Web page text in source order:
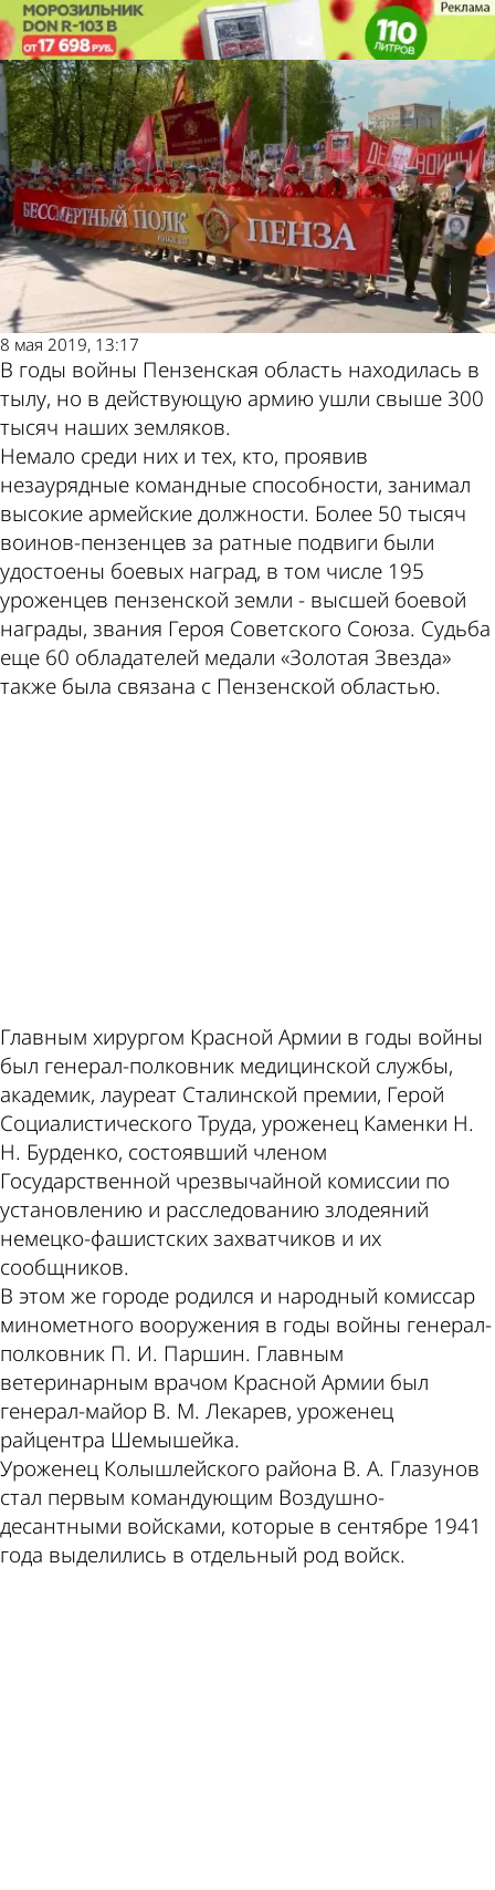
От героев былых времен
Наша
Пенза
8 мая 2019, 13:17
В годы войны Пензенская область находилась в
тылу, но в действующую армию ушли свыше 300
тысяч наших земляков.
Немало среди них и тех, кто, проявив
незаурядные командные способности, занимал
высокие армейские должности. Более 50 тысяч
воинов-пензенцев за ратные подвиги были
удостоены боевых наград, в том числе 195
уроженцев пензенской земли - высшей боевой
награды, звания Героя Советского Союза. Судьба
еще 60 обладателей медали «Золотая Звезда»
также была связана с Пензенской областью.
Главным хирургом Красной Армии в годы войны
был генерал-полковник медицинской службы,
академик, лауреат Сталинской премии, Герой
Социалистического Труда, уроженец Каменки Н.
Н. Бурденко, состоявший членом
Государственной чрезвычайной комиссии по
установлению и расследованию злодеяний
немецко-фашистских захватчиков и их
сообщников.
В этом же городе родился и народный комиссар
минометного вооружения в годы войны генерал-
полковник П. И. Паршин. Главным
ветеринарным врачом Красной Армии был
генерал-майор В. М. Лекарев, уроженец
райцентра Шемышейка.
Уроженец Колышлейского района В. А. Глазунов
стал первым командующим Воздушно-
десантными войсками, которые в сентябре 1941
года выделились в отдельный род войск.
От героев былых времен
Наша
Пенза
этой
теме
и
в